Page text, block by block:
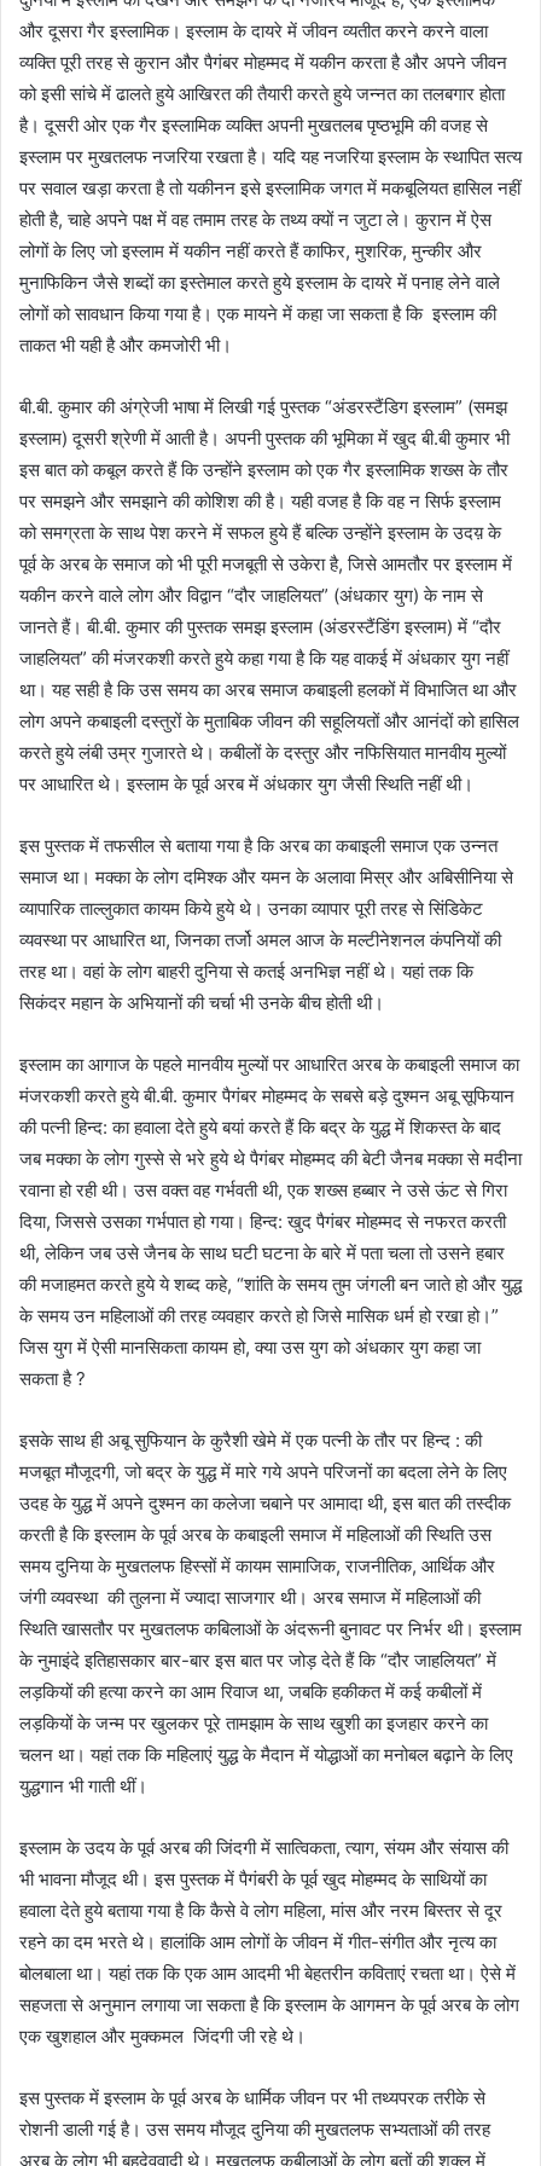
और दूसरा गैर इस्लामिक। इस्लाम के दायरे में जीवन व्यतीत करने करने वाला
व्यक्ति पूरी तरह से कुरान और पैगंबर मोहम्मद में यकीन करता है और अपने जीवन
को इसी सांचे में ढालते हुये आखिरत की तैयारी करते हुये जन्नत का तलबगार होता
है। दूसरी ओर एक गैर इस्लामिक व्यक्ति अपनी मुखतलब पृष्ठभूमि की वजह से
इस्लाम पर मुखतलफ नजरिया रखता है। यदि यह नजरिया इस्लाम के स्थापित सत्य
पर सवाल खड़ा करता है तो यकीनन इसे इस्लामिक जगत में मकबूलियत हासिल नहीं
होती है, चाहे अपने पक्ष में वह तमाम तरह के तथ्य क्यों न जुटा ले। कुरान में ऐस
लोगों के लिए जो इस्लाम में यकीन नहीं करते हैं काफिर, मुशरिक, मुन्कीर और
मुनाफिकिन जैसे शब्दों का इस्तेमाल करते हुये इस्लाम के दायरे में पनाह लेने वाले
लोगों को सावधान किया गया है। एक मायने में कहा जा सकता है कि इस्लाम की
ताकत भी यही है और कमजोरी भी।
बी.बी. कुमार की अंग्रेजी भाषा में लिखी गई पुस्तक “अंडरस्टैंडिग इस्लाम” (समझ
इस्लाम) दूसरी श्रेणी में आती है। अपनी पुस्तक की भूमिका में खुद बी.बी कुमार भी
इस बात को कबूल करते हैं कि उन्होंने इस्लाम को एक गैर इस्लामिक शख्स के तौर
पर समझने और समझाने की कोशिश की है। यही वजह है कि वह न सिर्फ इस्लाम
को समग्रता के साथ पेश करने में सफल हुये हैं बल्कि उन्होंने इस्लाम के उदय़ के
पूर्व के अरब के समाज को भी पूरी मजबूती से उकेरा है, जिसे आमतौर पर इस्लाम में
यकीन करने वाले लोग और विद्वान “दौर जाहलियत” (अंधकार युग) के नाम से
जानते हैं। बी.बी. कुमार की पुस्तक समझ इस्लाम (अंडरस्टैंडिंग इस्लाम) में “दौर
जाहलियत” की मंजरकशी करते हुये कहा गया है कि यह वाकई में अंधकार युग नहीं
था। यह सही है कि उस समय का अरब समाज कबाइली हलकों में विभाजित था और
लोग अपने कबाइली दस्तुरों के मुताबिक जीवन की सहूलियतों और आनंदों को हासिल
करते हुये लंबी उम्र गुजारते थे। कबीलों के दस्तुर और नफिसियात मानवीय मुल्यों
पर आधारित थे। इस्लाम के पूर्व अरब में अंधकार युग जैसी स्थिति नहीं थी।
इस पुस्तक में तफसील से बताया गया है कि अरब का कबाइली समाज एक उन्नत
समाज था। मक्का के लोग दमिश्क और यमन के अलावा मिस्र और अबिसीनिया से
व्यापारिक ताल्लुकात कायम किये हुये थे। उनका व्यापार पूरी तरह से सिंडिकेट
व्यवस्था पर आधारित था, जिनका तर्जो अमल आज के मल्टीनेशनल कंपनियों की
तरह था। वहां के लोग बाहरी दुनिया से कतई अनभिज्ञ नहीं थे। यहां तक कि
सिकंदर महान के अभियानों की चर्चा भी उनके बीच होती थी।
इस्लाम का आगाज के पहले मानवीय मुल्यों पर आधारित अरब के कबाइली समाज का
मंजरकशी करते हुये बी.बी. कुमार पैगंबर मोहम्मद के सबसे बड़े दुश्मन अबू सूफियान
की पत्नी हिन्द: का हवाला देते हुये बयां करते हैं कि बद्र के युद्ध में शिकस्त के बाद
जब मक्का के लोग गुस्से से भरे हुये थे पैगंबर मोहम्मद की बेटी जैनब मक्का से मदीना
रवाना हो रही थी। उस वक्त वह गर्भवती थी, एक शख्स हब्बार ने उसे ऊंट से गिरा
दिया, जिससे उसका गर्भपात हो गया। हिन्द: खुद पैगंबर मोहम्मद से नफरत करती
थी, लेकिन जब उसे जैनब के साथ घटी घटना के बारे में पता चला तो उसने हबार
की मजाहमत करते हुये ये शब्द कहे, “शांति के समय तुम जंगली बन जाते हो और युद्ध
के समय उन महिलाओं की तरह व्यवहार करते हो जिसे मासिक धर्म हो रखा हो।”
जिस युग में ऐसी मानसिकता कायम हो, क्या उस युग को अंधकार युग कहा जा
सकता है ?
इसके साथ ही अबू सुफियान के कुरैशी खेमे में एक पत्नी के तौर पर हिन्द : की
मजबूत मौजूदगी, जो बद्र के युद्ध में मारे गये अपने परिजनों का बदला लेने के लिए
उदह के युद्ध में अपने दुश्मन का कलेजा चबाने पर आमादा थी, इस बात की तस्दीक
करती है कि इस्लाम के पूर्व अरब के कबाइली समाज में महिलाओं की स्थिति उस
समय दुनिया के मुखतलफ हिस्सों में कायम सामाजिक, राजनीतिक, आर्थिक और
जंगी व्यवस्था की तुलना में ज्यादा साजगार थी। अरब समाज में महिलाओं की
स्थिति खासतौर पर मुखतलफ कबिलाओं के अंदरूनी बुनावट पर निर्भर थी। इस्लाम
के नुमाइंदे इतिहासकार बार-बार इस बात पर जोड़ देते हैं कि “दौर जाहलियत” में
लड़कियों की हत्या करने का आम रिवाज था, जबकि हकीकत में कई कबीलों में
लड़कियों के जन्म पर खुलकर पूरे तामझाम के साथ खुशी का इजहार करने का
चलन था। यहां तक कि महिलाएं युद्ध के मैदान में योद्धाओं का मनोबल बढ़ाने के लिए
युद्धगान भी गाती थीं।
इस्लाम के उदय के पूर्व अरब की जिंदगी में सात्विकता, त्याग, संयम और संयास की
भी भावना मौजूद थी। इस पुस्तक में पैगंबरी के पूर्व खुद मोहम्मद के साथियों का
हवाला देते हुये बताया गया है कि कैसे वे लोग महिला, मांस और नरम बिस्तर से दूर
रहने का दम भरते थे। हालांकि आम लोगों के जीवन में गीत-संगीत और नृत्य का
बोलबाला था। यहां तक कि एक आम आदमी भी बेहतरीन कविताएं रचता था। ऐसे में
सहजता से अनुमान लगाया जा सकता है कि इस्लाम के आगमन के पूर्व अरब के लोग
एक खुशहाल और मुक्कमल जिंदगी जी रहे थे।
इस पुस्तक में इस्लाम के पूर्व अरब के धार्मिक जीवन पर भी तथ्यपरक तरीके से
रोशनी डाली गई है। उस समय मौजूद दुनिया की मुखतलफ सभ्यताओं की तरह
अरब के लोग भी बहुदेववादी थे। मुखतलफ कबीलाओं के लोग बुतों की शक्ल में